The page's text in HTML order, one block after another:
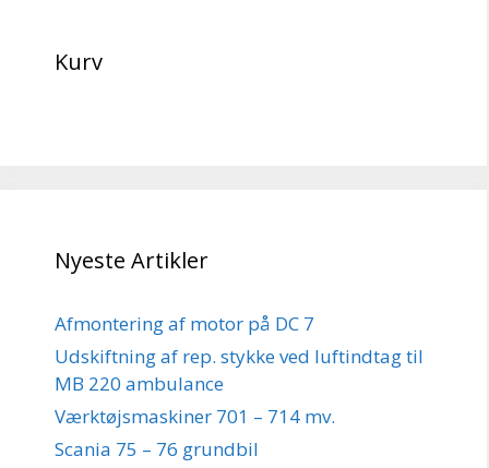
Kurv
Nyeste Artikler
Afmontering af motor på DC 7
Udskiftning af rep. stykke ved luftindtag til
MB 220 ambulance
Værktøjsmaskiner 701 – 714 mv.
Scania 75 – 76 grundbil